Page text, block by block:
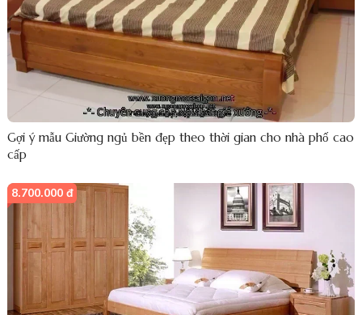
Gợi ý mẫu Giường ngủ bền đẹp theo thời gian cho nhà phố cao
cấp
8.700.000 đ